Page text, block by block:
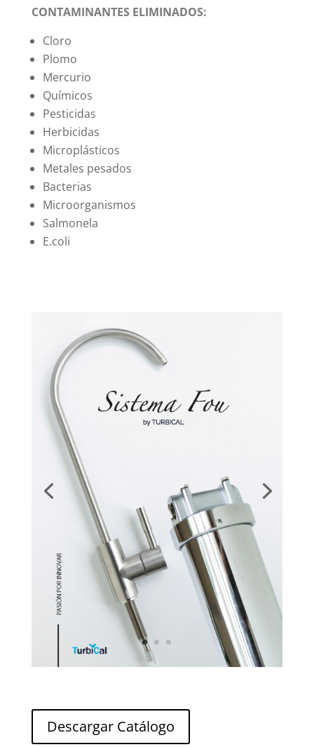
CONTAMINANTES ELIMINADOS:
Cloro
Plomo
Mercurio
Químicos
Pesticidas
Herbicidas
Microplásticos
Metales pesados
Bacterias
Microorganismos
Salmonela
E.coli